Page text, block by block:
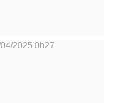
2025 0h27